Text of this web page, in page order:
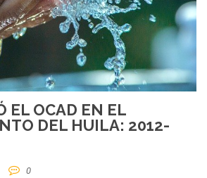
EL OCAD EN EL
DEL HUILA: 2012-
0